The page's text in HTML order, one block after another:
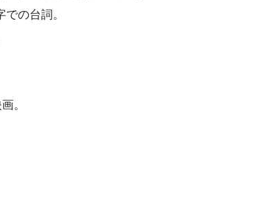
の台詞。
。